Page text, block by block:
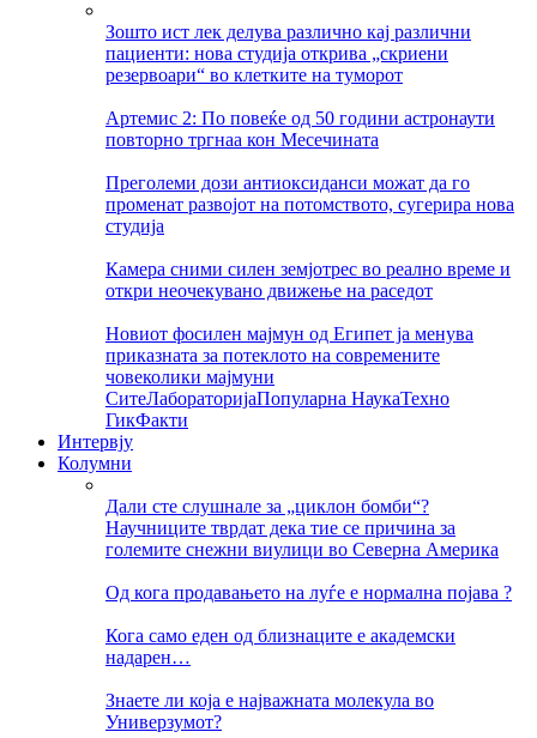
Зошто ист лек делува различно кај различни
пациенти: нова студија открива „скриени
резервоари“ во клетките на туморот
Артемис 2: По повеќе од 50 години астронаути
повторно тргнаа кон Месечината
Преголеми дози антиоксиданси можат да го
променат развојот на потомството, сугерира нова
студија
Камера сними силен земјотрес во реално време и
откри неочекувано движење на раседот
Новиот фосилен мајмун од Египет ја менува
приказната за потеклото на современите
човеколики мајмуни
СитеЛабораторијаПопуларна НаукаТехно
ГикФакти
Интервју
Колумни
Дали сте слушнале за „циклон бомби“?
Научниците тврдат дека тие се причина за
големите снежни виулици во Северна Америка
Од кога продавањето на луѓе е нормална појава ?
Кога само еден од близнаците е академски
надарен…
Знаете ли која е најважната молекула во
Универзумот?